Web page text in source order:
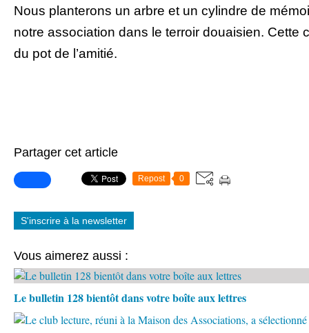
Nous planterons un arbre et un cylindre de
notre association dans le terroir douaisien. Cette
du pot de l’amitié.
Partager cet article
Repost 0
S'inscrire à la newsletter
Vous aimerez aussi :
Le bulletin 128 bientôt dans votre boîte aux lettres